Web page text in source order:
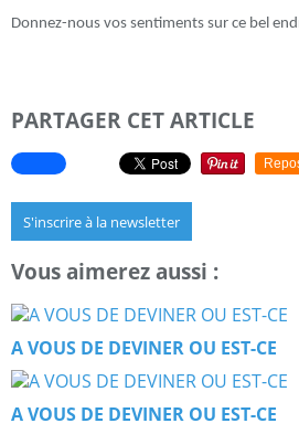
Donnez-nous vos sentiments sur ce bel
PARTAGER CET ARTICLE
S'inscrire à la newsletter
Vous aimerez aussi :
A VOUS DE DEVINER OU EST-CE
A VOUS DE DEVINER OU EST-CE